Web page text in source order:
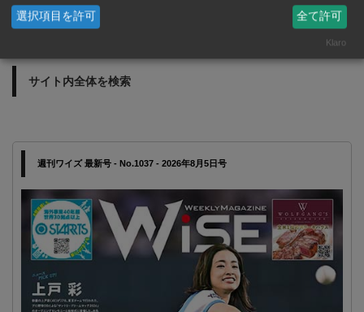
サイト内全体を検索
週刊ワイズ 最新号 - No.1037 - 2026年8月5日号
選択項目を許可 全て許可
Klaro